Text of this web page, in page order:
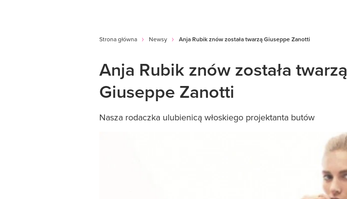
Strona główna Newsy Anja Rubik znów została twarzą Giuseppe Zanotti
Anja Rubik znów została twarzą
Giuseppe Zanotti
Nasza rodaczka ulubienicą włoskiego projektanta butów